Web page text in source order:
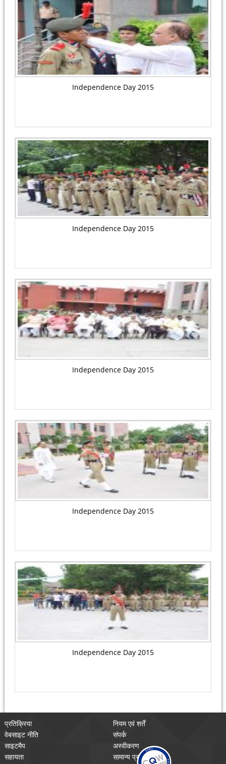
Independence Day 2015
Independence Day 2015
Independence Day 2015
Independence Day 2015
Independence Day 2015
प्रतिक्रिया
नियम एवं शर्तें
वेबसाइट नीति
संपर्क
साइटमैप
अस्वीकरण
सहायता
सामान्य प्रश्न